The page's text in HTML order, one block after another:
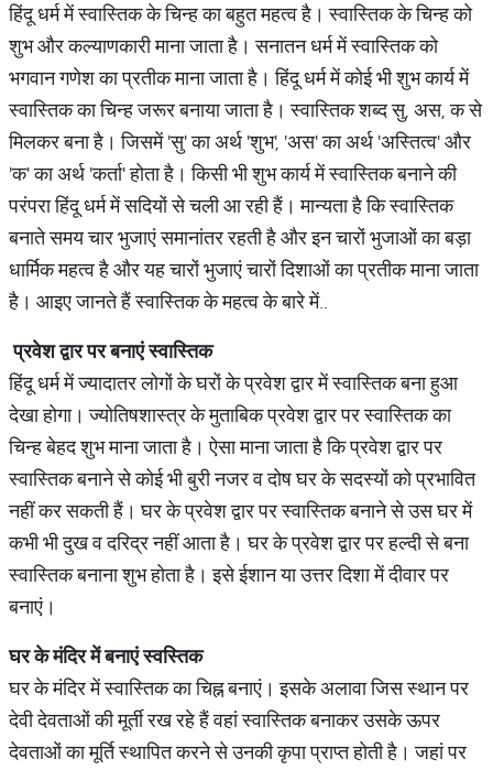
हिंदू धर्म में स्वास्तिक के चिन्ह का बहुत महत्व है। स्वास्तिक के चिन्ह को
शुभ और कल्याणकारी माना जाता है। सनातन धर्म में स्वास्तिक को
भगवान गणेश का प्रतीक माना जाता है। हिंदू धर्म में कोई भी शुभ कार्य में
स्वास्तिक का चिन्ह जरूर बनाया जाता है। स्वास्तिक शब्द सु, अस, क से
मिलकर बना है। जिसमें 'सु' का अर्थ 'शुभ', 'अस' का अर्थ 'अस्तित्व' और
'क' का अर्थ 'कर्ता' होता है। किसी भी शुभ कार्य में स्वास्तिक बनाने की
परंपरा हिंदू धर्म में सदियों से चली आ रही हैं। मान्यता है कि स्वास्तिक
बनाते समय चार भुजाएं समानांतर रहती है और इन चारों भुजाओं का बड़ा
धार्मिक महत्व है और यह चारों भुजाएं चारों दिशाओं का प्रतीक माना जाता
है। आइए जानते हैं स्वास्तिक के महत्व के बारे में..
प्रवेश द्वार पर बनाएं स्वास्तिक
हिंदू धर्म में ज्यादातर लोगों के घरों के प्रवेश द्वार में स्वास्तिक बना हुआ
देखा होगा। ज्योतिषशास्त्र के मुताबिक प्रवेश द्वार पर स्वास्तिक का
चिन्ह बेहद शुभ माना जाता है। ऐसा माना जाता है कि प्रवेश द्वार पर
स्वास्तिक बनाने से कोई भी बुरी नजर व दोष घर के सदस्यों को प्रभावित
नहीं कर सकती हैं। घर के प्रवेश द्वार पर स्वास्तिक बनाने से उस घर में
कभी भी दुख व दरिद्र नहीं आता है। घर के प्रवेश द्वार पर हल्दी से बना
स्वास्तिक बनाना शुभ होता है। इसे ईशान या उत्तर दिशा में दीवार पर
बनाएं।
घर के मंदिर में बनाएं स्वस्तिक
घर के मंदिर में स्वास्तिक का चिह्न बनाएं। इसके अलावा जिस स्थान पर
देवी देवताओं की मूर्ती रख रहे हैं वहां स्वास्तिक बनाकर उसके ऊपर
देवताओं का मूर्ति स्थापित करने से उनकी कृपा प्राप्त होती है। जहां पर